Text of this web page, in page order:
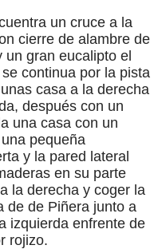
un cruce a la
cierre de alambre de
un gran eucalipto el
continua por la pista
casa a la derecha
después con un
una casa con un
pequeña
y la pared lateral
en su parte
la derecha y coger la
de de Piñera junto a
izquierda enfrente de
rojizo.